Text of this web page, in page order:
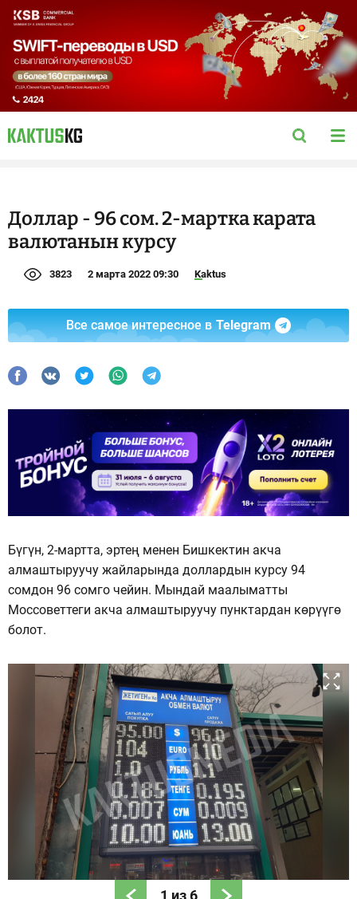
Доллар - 96 сом. 2-мартка карата
валютанын курсу
3823 2 марта 2022 09:30 Kaktus
Все самое интересное в Telegram
Бүгүн, 2-мартта, эртең менен Бишкектин акча
алмаштыруучу жайларында доллардын курсу 94
сомдон 96 сомго чейин. Мындай маалыматты
Моссоветтеги акча алмаштыруучу пунктардан көрүүгө
болот.
1 из6